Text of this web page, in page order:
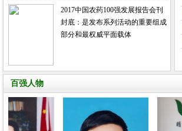
2017中国农药100强发展报告会刊
封底：是发布系列活动的重要组成
部分和最权威平面载体
百强人物